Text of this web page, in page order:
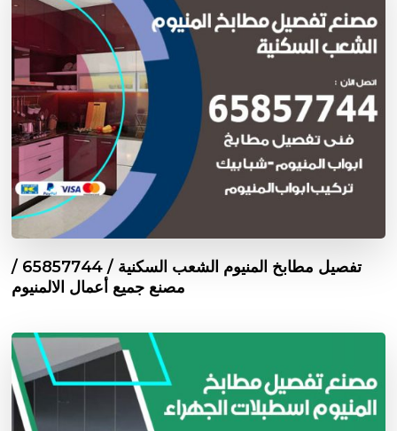
تفصيل مطابخ المنيوم الشعب السكنية / 65857744 /
مصنع جميع أعمال الالمنيوم